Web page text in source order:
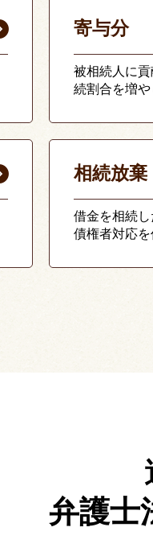
寄与分
被相続人に
続割合を増や
相続放棄
借金を相続し
債権者対応を
弁護士